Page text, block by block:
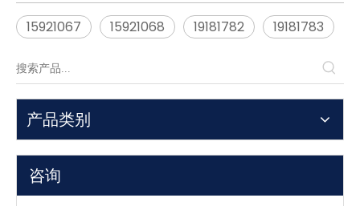
15921067 15921068 19181782 19181783
产品类别
咨询